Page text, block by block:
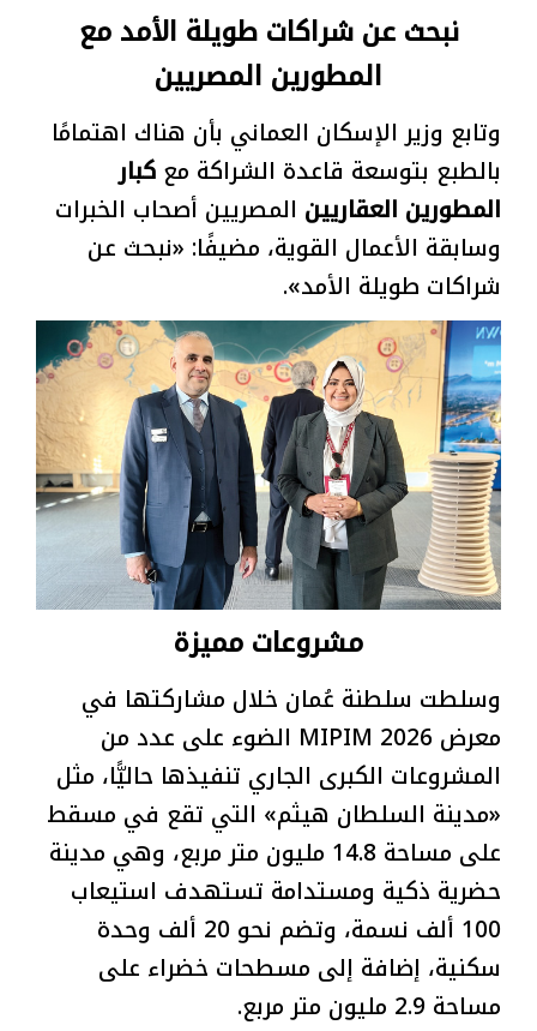
نبحث عن شراكات طويلة الأمد مع
المطورين المصريين
وتابع وزير الإسكان العماني بأن هناك اهتمامًا
بالطبع بتوسعة قاعدة الشراكة معكبار
المطورين العقاريين المصريين أصحاب الخبرات
وسابقة الأعمال القوية، مضيفًا: «نبحث عن
شراكات طويلة الأمد».
مشروعات مميزة
وسلطت سلطنة عُمان خلال مشاركتها في
معرض MIPIM 2026 الضوء على عدد من
المشروعات الكبرى الجاري تنفيذها حاليًّا، مثل
«مدينة السلطان هيثم» التي تقع في مسقط
على مساحة 14.8 مليون متر مربع، وهي مدينة
حضرية ذكية ومستدامة تستهدف استيعاب
100 ألف نسمة، وتضم نحو 20 ألف وحدة
سكنية، إضافة إلى مسطحات خضراء على
مساحة 2.9 مليون متر مربع.